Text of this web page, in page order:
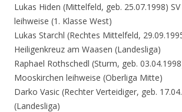
Lukas Hiden (Mittelfeld, geb. 25.07.1998)
leihweise (1. Klasse West)
Lukas Starchl (Rechtes Mittelfeld,
Heiligenkreuz am Waasen (Landesliga)
Raphael Rothschedl (Sturm, geb.
Mooskirchen leihweise (Oberliga Mitte)
Darko Vasic (Rechter Verteidiger, geb.
(Landesliga)